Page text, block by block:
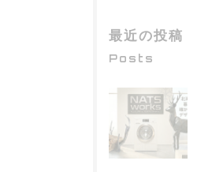
最近の投稿
Posts